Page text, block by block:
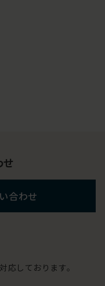
合わせ
しております。